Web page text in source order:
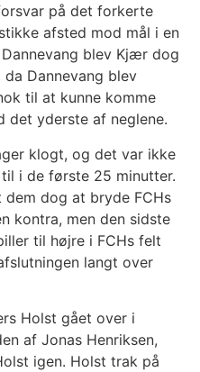
på det forkerte
afsted mod mål i en
blev Kjær dog
Dannevang blev
til at kunne komme
det yderste af neglene.
klogt, og det var ikke
i de første 25 minutter.
dog at bryde FCHs
kontra, men den sidste
til højre i FCHs felt
langt over
Holst gået over i
af Jonas Henriksen,
igen. Holst trak på